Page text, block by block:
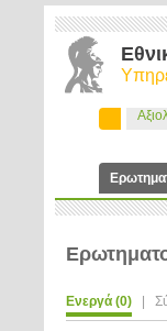
Ενεργά (0) |